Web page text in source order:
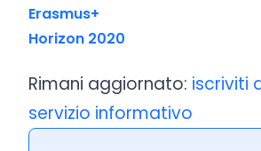
Erasmus+
Horizon 2020
Rimani aggiornato: iscriviti
servizio informativo